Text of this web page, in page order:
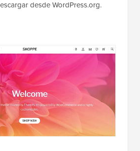
desde WordPress.org.